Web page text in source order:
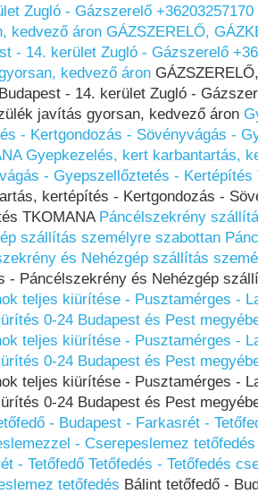
Zugló - Gázszerelő
kedvező áron GÁZSZERELŐ,
- 14. kerület Zugló - Gázszerelő
kedvező áron
- 14. kerület Zugló -
javítás gyorsan, kedvező áron
- Kertgondozás - Sövényvágás -
Gyepkezelés, kert karbantartás,
- Gyepszellőztetés - Kertépítés
kertépítés - Kertgondozás -
TKOMANA Páncélszekrény
szállítás személyre szabottan
és Nehézgép szállítás
- Páncélszekrény és Nehézgép
teljes kiürítése - Pusztamérges -
0-24 Budapest és Pest
teljes kiürítése - Pusztamérges -
0-24 Budapest és Pest
teljes kiürítése - Pusztamérges -
0-24 Budapest és Pest
- Budapest - Farkasrét -
- Cserepeslemez tetőfedés
- Tetőfedő Tetőfedés - Tetőfedés
tetőfedés Bálint tetőfedő -